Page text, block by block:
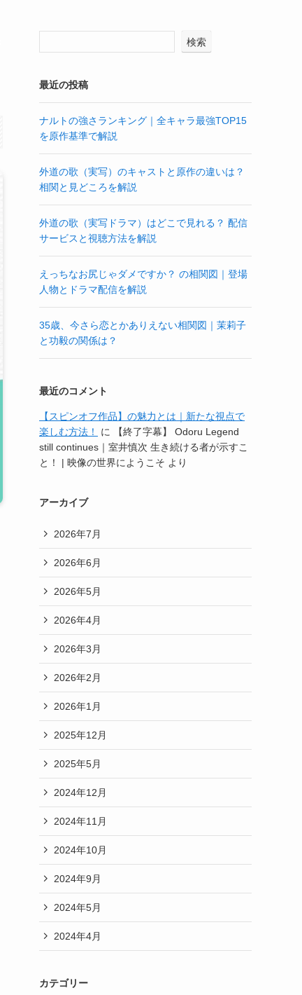
検索
最近の投稿
ナルトの強さランキング｜全キャラ最強TOP15
を原作基準で解説
外道の歌（実写）のキャストと原作の違いは？
相関と見どころを解説
外道の歌（実写ドラマ）はどこで見れる？ 配信
サービスと視聴方法を解説
えっちなお尻じゃダメですか？ の相関図｜登場
人物とドラマ配信を解説
35歳、今さら恋とかありえない相関図｜茉莉子
と功毅の関係は？
最近のコメント
【スピンオフ作品】の魅力とは｜新たな視点で
楽しむ方法！
に
【終了字幕】 Odoru Legend
still continues｜室井慎次 生き続ける者が示すこ
と！ | 映像の世界にようこそ より
アーカイブ
2026年7月
2026年6月
2026年5月
2026年4月
2026年3月
2026年2月
2026年1月
2025年12月
2025年5月
2024年12月
2024年11月
2024年10月
2024年9月
2024年5月
2024年4月
カテゴリー